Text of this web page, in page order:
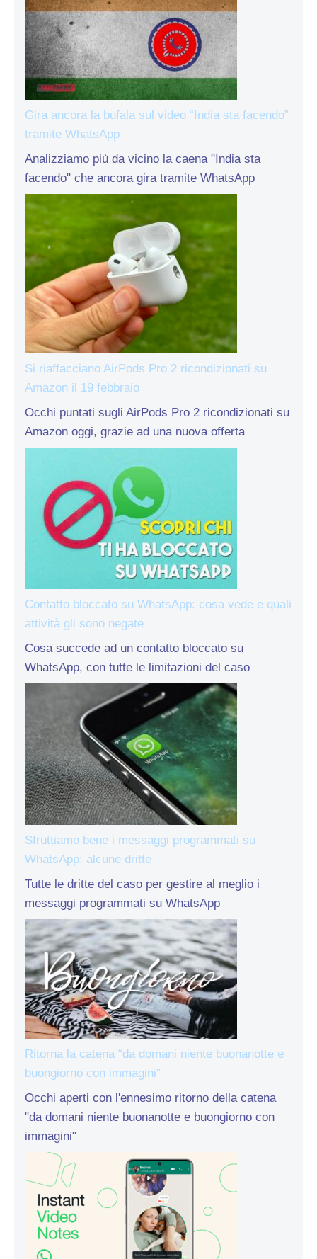
Gira ancora la bufala sul video “India sta facendo”
tramite WhatsApp
Analizziamo più da vicino la caena "India sta
facendo" che ancora gira tramite WhatsApp
Si riaffacciano AirPods Pro 2 ricondizionati su
Amazon il 19 febbraio
Occhi puntati sugli AirPods Pro 2 ricondizionati su
Amazon oggi, grazie ad una nuova offerta
Contatto bloccato su WhatsApp: cosa vede e quali
attività gli sono negate
Cosa succede ad un contatto bloccato su
WhatsApp, con tutte le limitazioni del caso
Sfruttiamo bene i messaggi programmati su
WhatsApp: alcune dritte
Tutte le dritte del caso per gestire al meglio i
messaggi programmati su WhatsApp
Ritorna la catena “da domani niente buonanotte e
buongiorno con immagini”
Occhi aperti con l'ennesimo ritorno della catena
"da domani niente buonanotte e buongiorno con
immagini"